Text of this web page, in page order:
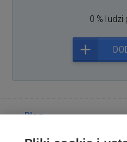
0 %
Blog